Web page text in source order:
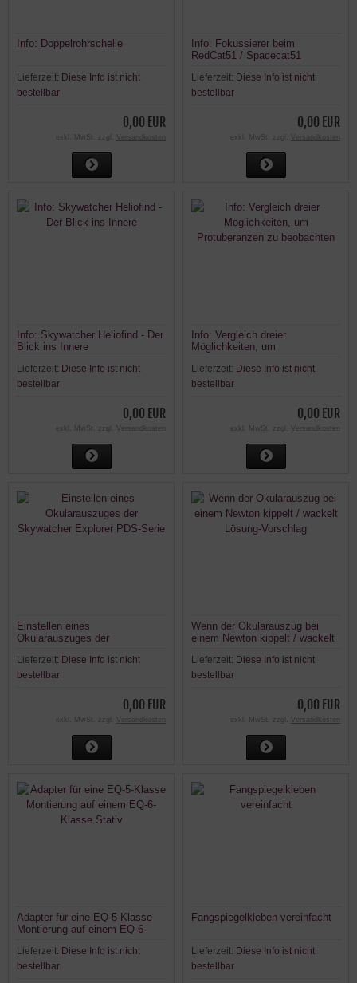
Info: Doppelrohrschelle
Lieferzeit: Diese Info ist nicht
bestellbar
0,00 EUR
exkl. MwSt. zzgl. Versandkosten
Info: Fokussierer beim
RedCat51 / Spacecat51
Lieferzeit: Diese Info ist nicht
bestellbar
0,00 EUR
exkl. MwSt. zzgl. Versandkosten
Info: Skywatcher Heliofind - Der
Blick ins Innere
Lieferzeit: Diese Info ist nicht
bestellbar
0,00 EUR
exkl. MwSt. zzgl. Versandkosten
Info: Vergleich dreier
Möglichkeiten, um
Lieferzeit: Diese Info ist nicht
bestellbar
0,00 EUR
exkl. MwSt. zzgl. Versandkosten
Einstellen eines
Okularauszuges der
Lieferzeit: Diese Info ist nicht
bestellbar
0,00 EUR
exkl. MwSt. zzgl. Versandkosten
Wenn der Okularauszug bei
einem Newton kippelt / wackelt
Lieferzeit: Diese Info ist nicht
bestellbar
0,00 EUR
exkl. MwSt. zzgl. Versandkosten
Adapter für eine EQ-5-Klasse
Montierung auf einem EQ-6-
Lieferzeit: Diese Info ist nicht
bestellbar
Fangspiegelkleben vereinfacht
Lieferzeit: Diese Info ist nicht
bestellbar